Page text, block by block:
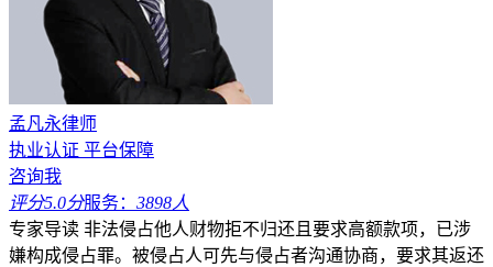
孟凡永律师
执业认证 平台保障
咨询我
评分5.0分服务： 3898人
专家导读 非法侵占他人财物拒不归还且要求高额款项，已涉
嫌构成侵占罪。被侵占人可先与侵占者沟通协商，要求其返还